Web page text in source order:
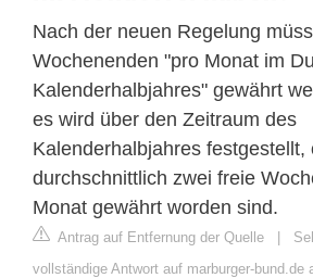
Nach der neuen Regelung
Wochenenden "pro Monat im
Kalenderhalbjahres" gewährt
es wird über den Zeitraum des
Kalenderhalbjahres festgestellt,
durchschnittlich zwei freie
Monat gewährt worden sind.
Antrag auf Entfernung der Quelle |
vollständige Antwort auf marburger-bund.de